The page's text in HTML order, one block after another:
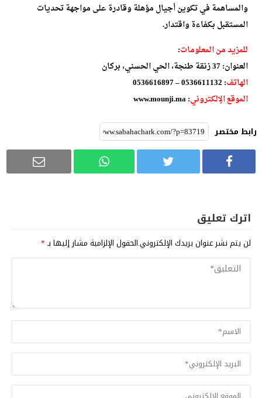
والمساهمة في تكوين أجيال مؤهلة وقادرة على مواجهة تحديات
المستقبل بكفاءة واقتدار.
للمزيد من المعلومات:
العنوان: 37 زنقة طنجة، الحي الحسني، بركان
الهاتف: 0536611132 – 0536616897
الموقع الإلكتروني: www.mounji.ma
رابط مختصر
اترك تعليق
لن يتم نشر عنوان بريدك الإلكتروني.الحقول الإلزامية مشار إليها بـ*